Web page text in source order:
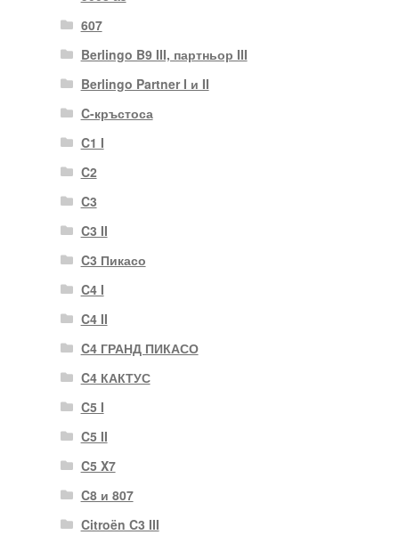
607
Berlingo B9 III, партньор III
Berlingo Partner I и II
C-кръстоса
C1 I
C2
C3
C3 II
C3 Пикасо
C4 I
C4 II
C4 ГРАНД ПИКАСО
C4 КАКТУС
C5 I
C5 II
C5 X7
C8 и 807
Citroën C3 III